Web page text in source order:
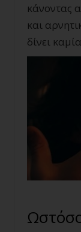
κάνοντας
και
δίνει